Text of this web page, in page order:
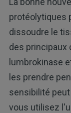
protéolytiques
dissoudre le
des principaux
lumbrokinase
les prendre
sensibilité
vous utilisez